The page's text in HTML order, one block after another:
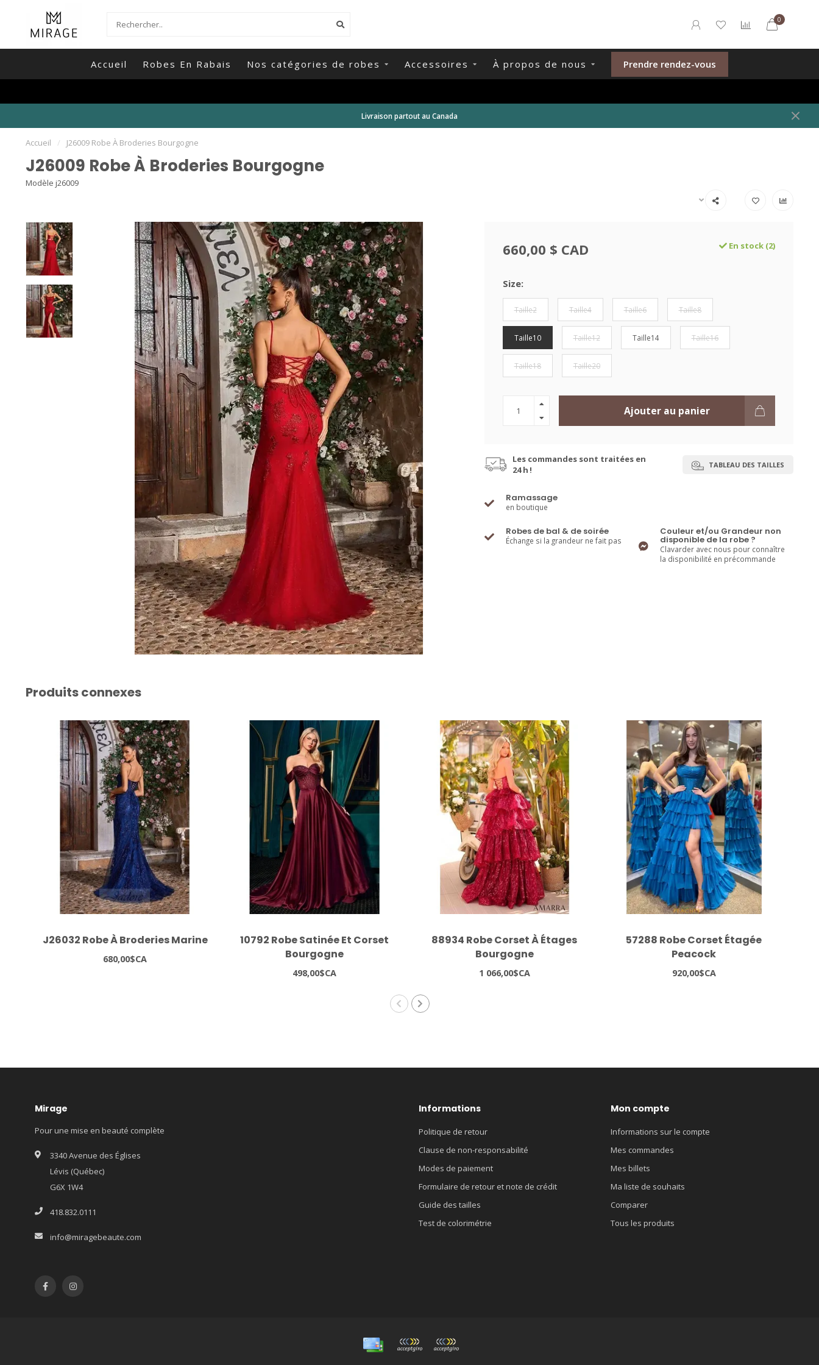
0
Accueil Robes En Rabais Nos catégories de robes Accessoires À propos de nous Prendre rendez-vous
Livraison partout au Canada
Accueil / J26009 Robe À Broderies Bourgogne
J26009 Robe À Broderies Bourgogne
Modèle j26009
660,00 $ CAD En stock (2)
Size:
Taille2 Taille4 Taille6 Taille8
Taille10 Taille12 Taille14 Taille16
Taille18 Taille20
Ajouter au panier
Les commandes sont traitées en
24 h !
TABLEAU DES TAILLES
Ramassage
en boutique
Robes de bal & de soirée
Échange si la grandeur ne fait pas
Couleur et/ou Grandeur non
disponible de la robe ?
Clavarder avec nous pour connaître
la disponibilité en précommande
Produits connexes
J26032 Robe À Broderies Marine
680,00$CA
10792 Robe Satinée Et Corset
Bourgogne
498,00$CA
88934 Robe Corset À Étages
Bourgogne
1 066,00$CA
57288 Robe Corset Étagée
Peacock
920,00$CA
Mirage
Pour une mise en beauté complète
3340 Avenue des Églises
Lévis (Québec)
G6X 1W4
418.832.0111
info@miragebeaute.com
Informations
Politique de retour
Clause de non-responsabilité
Modes de paiement
Formulaire de retour et note de crédit
Guide des tailles
Test de colorimétrie
Mon compte
Informations sur le compte
Mes commandes
Mes billets
Ma liste de souhaits
Comparer
Tous les produits